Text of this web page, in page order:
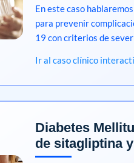
En este caso
para prevenir
19 con criterios de
Ir al caso clínico
Diabetes
de sitagliptina